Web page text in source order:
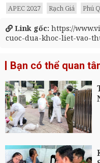
APEC 2027
Rạch Giá Phú
Link gốc: https://
cuoc-dua-khoc-liet-vao-
Bạn có thể quan